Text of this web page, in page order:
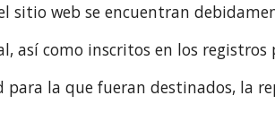
sitio web se encuentran
así como inscritos en los registros
la que fueran destinados, la